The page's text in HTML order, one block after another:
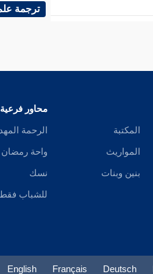
وأجازترجمة
المكتبة
المواريث
بنين وبنات
محاور فرعية
الرحمة
واحة رمضان
نسك
للشباب فقط
Deutsch
Français
English